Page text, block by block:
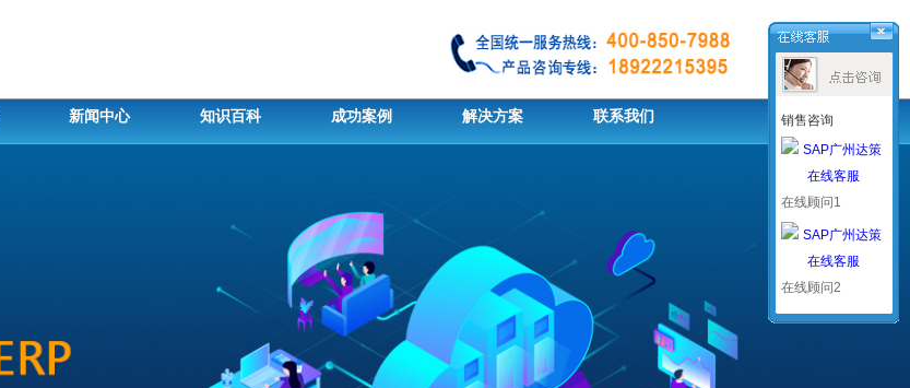
新闻中心 知识百科 成功案例 解决方案 联系我们 销售咨询
在线顾问1
在线顾问2